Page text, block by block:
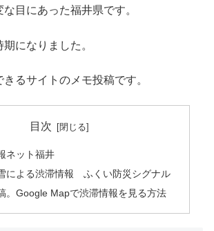
目にあった福井県です。
になりました。
るサイトのメモ投稿です。
目次
ネット福井
による渋滞情報 ふくい防災シグナル
。Google Mapで渋滞情報を見る方法